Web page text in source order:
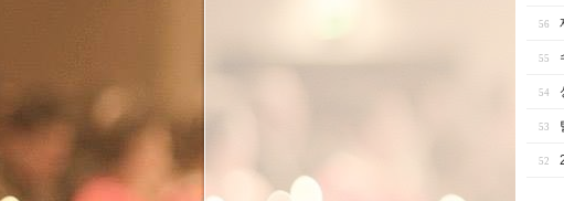
56
55
54
53
52